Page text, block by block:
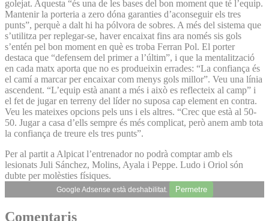
golejat. Aquesta “és una de les bases del bon moment que té l’equip.
Mantenir la porteria a zero dóna garanties d’aconseguir els tres
punts”, perquè a dalt hi ha pólvora de sobres. A més del sistema que
s’utilitza per replegar-se, haver encaixat fins ara només sis gols
s’entén pel bon moment en què es troba Ferran Pol. El porter
destaca que “defensem del primer a l’últim”, i que la mentalització
en cada matx aporta que no es produeixin errades: “La confiança és
el camí a marcar per encaixar com menys gols millor”. Veu una línia
ascendent. “L’equip està anant a més i això es reflecteix al camp” i
el fet de jugar en terreny del líder no suposa cap element en contra.
Veu les mateixes opcions pels uns i els altres. “Crec que està al 50-
50. Jugar a casa d’ells sempre és més complicat, però anem amb tota
la confiança de treure els tres punts”.
Per al partit a Alpicat l’entrenador no podrà comptar amb els
lesionats Juli Sánchez, Molins, Ayala i Peppe. Ludo i Oriol són
dubte per molèsties físiques.
Google Adsense està deshabilitat. Permetre
Comentaris